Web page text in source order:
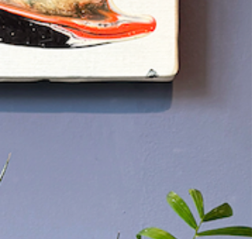
とする新作コレクションを中心に、話題を集めた
近作の展示を行います。 「DOMANI」は2024年よ
り、大型プランターを中心としたコレクションへ
と刷新。洗練された新たなカラースキームも加わ
りました。それぞれのプランターに合わせて採土
場へ赴くことから始まる、彼らの徹底したものづ
くりを思わせる、静謐で力強いトーンが特徴で
ますます問われています。「DOMANI」は、植物
建築をつなぐ存在として、世界中の建築家やデザ
イナーから支持を集めています。「FUGA」による